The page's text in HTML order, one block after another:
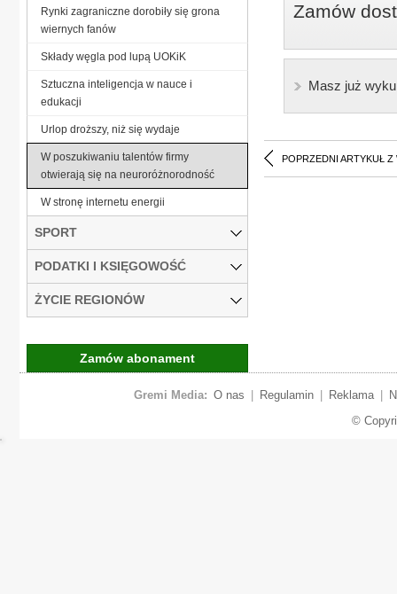
Zamów
Masz już
POPRZEDNI ARTYKUŁ Z
Rynki zagraniczne dorobiły się grona
wiernych fanów
Składy węgla pod lupą UOKiK
Sztuczna inteligencja w nauce i
edukacji
Urlop droższy, niż się wydaje
W poszukiwaniu talentów firmy
otwierają się na neuroróżnorodność
W stronę internetu energii
SPORT
PODATKI I KSIĘGOWOŚĆ
ŻYCIE REGIONÓW
Zamów abonament
Gremi Media: O nas Regulamin Reklama
©